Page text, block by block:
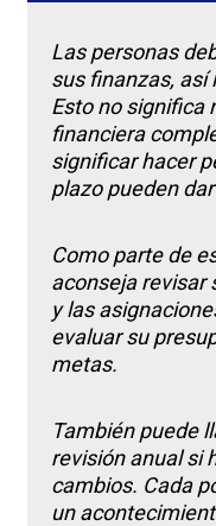
Las personas
sus finanzas, así
Esto no significa
financiera
significar hacer
plazo pueden
Como parte de
aconseja revisar
y las
evaluar su
metas.
También puede
revisión anual si
cambios. Cada
un